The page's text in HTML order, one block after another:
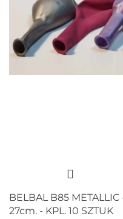
BELBAL B85
27cm. - KPL. 10 SZTUK